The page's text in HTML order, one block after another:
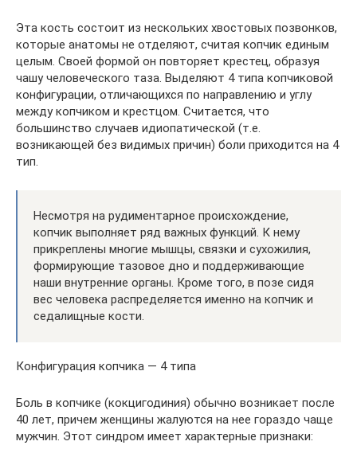
Эта кость состоит из нескольких хвостовых позвонков,
которые анатомы не отделяют, считая копчик единым
целым. Своей формой он повторяет крестец, образуя
чашу человеческого таза. Выделяют 4 типа копчиковой
конфигурации, отличающихся по направлению и углу
между копчиком и крестцом. Считается, что
большинство случаев идиопатической (т.е.
возникающей без видимых причин) боли приходится на 4
тип.
Несмотря на рудиментарное происхождение,
копчик выполняет ряд важных функций. К нему
прикреплены многие мышцы, связки и сухожилия,
формирующие тазовое дно и поддерживающие
наши внутренние органы. Кроме того, в позе сидя
вес человека распределяется именно на копчик и
седалищные кости.
Конфигурация копчика — 4 типа
Боль в копчике (кокцигодиния) обычно возникает после
40 лет, причем женщины жалуются на нее гораздо чаще
мужчин. Этот синдром имеет характерные признаки: